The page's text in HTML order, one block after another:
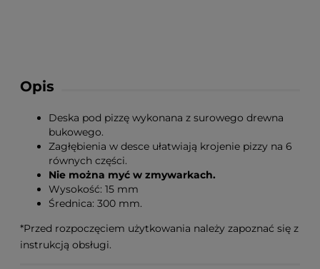
Opis
Deska pod pizzę wykonana z surowego drewna
bukowego.
Zagłębienia w desce ułatwiają krojenie pizzy na 6
równych części.
Nie można myć w zmywarkach.
Wysokość: 15 mm
Średnica: 300 mm.
*Przed rozpoczęciem użytkowania należy zapoznać się z
instrukcją obsługi.